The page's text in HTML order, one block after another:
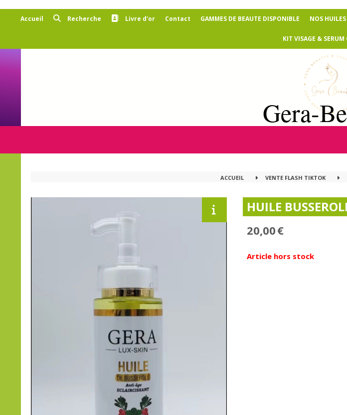
Accueil Recherche Livre d'or Contact GAMMES DE BEAUTE DISPONIBLE NOS
KIT VISAGE & SERUM
Gera-
ACCUEIL VENTE FLASH TIKTOK
HUILE
20,00€
Article hors stock